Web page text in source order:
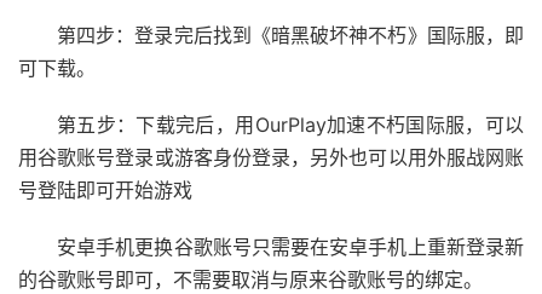
第四步：登录完后找到《暗黑破坏神不朽》国际服，即
可下载。
第五步：下载完后，用OurPlay加速不朽国际服，可以
用谷歌账号登录或游客身份登录，另外也可以用外服战网账
号登陆即可开始游戏
安卓手机更换谷歌账号只需要在安卓手机上重新登录新
的谷歌账号即可，不需要取消与原来谷歌账号的绑定。